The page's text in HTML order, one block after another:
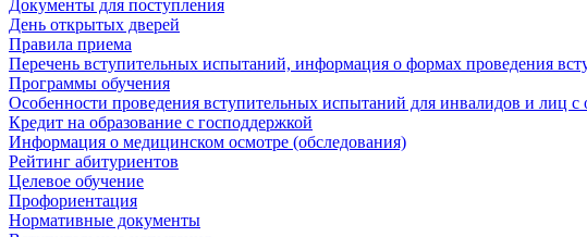
Документы для поступления
День открытых дверей
Правила приема
Перечень вступительных испытаний, информация о формах проведения
Программы обучения
Особенности проведения вступительных испытаний для инвалидов и лиц
Кредит на образование с господдержкой
Информация о медицинском осмотре (обследования)
Рейтинг абитуриентов
Целевое обучение
Профориентация
Нормативные документы